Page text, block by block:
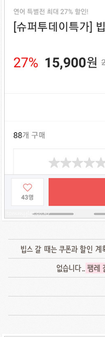
빕스 갈 때는 쿠폰과 할인
없습니다..팸레